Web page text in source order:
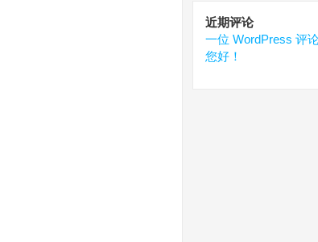
近期评论
一位 WordPress 评
您好！